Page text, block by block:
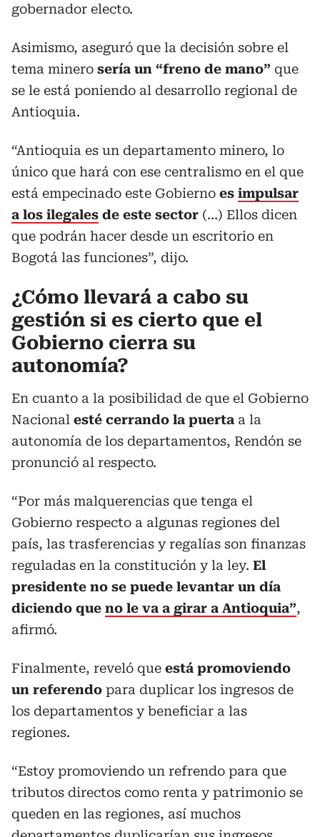
gobernador electo.
Asimismo, aseguró que la decisión sobre el
tema minero sería un “freno de mano” que
se le está poniendo al desarrollo regional de
Antioquia.
“Antioquia es un departamento minero, lo
único que hará con ese centralismo en el que
está empecinado este Gobierno es impulsar
a los ilegales de este sector (…) Ellos dicen
que podrán hacer desde un escritorio en
Bogotá las funciones”, dijo.
¿Cómo llevará a cabo su
gestión si es cierto que el
Gobierno cierra su
autonomía?
En cuanto a la posibilidad de que el Gobierno
Nacional esté cerrando la puerta a la
autonomía de los departamentos, Rendón se
pronunció al respecto.
“Por más malquerencias que tenga el
Gobierno respecto a algunas regiones del
país, las trasferencias y regalías son finanzas
reguladas en la constitución y la ley. El
presidente no se puede levantar un día
diciendo que no le va a girar a Antioquia”,
afirmó.
Finalmente, reveló que está promoviendo
un referendo para duplicar los ingresos de
los departamentos y beneficiar a las
regiones.
“Estoy promoviendo un refrendo para que
tributos directos como renta y patrimonio se
queden en las regiones, así muchos